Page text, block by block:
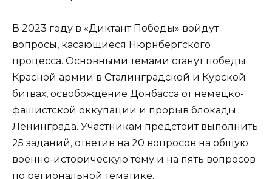
В 2023 году в «Диктант Победы» войдут
вопросы, касающиеся Нюрнбергского
процесса. Основными темами станут победы
Красной армии в Сталинградской и Курской
битвах, освобождение Донбасса от немецко-
фашистской оккупации и прорыв блокады
Ленинграда. Участникам предстоит выполнить
25 заданий, ответив на 20 вопросов на общую
военно-историческую тему и на пять вопросов
по региональной тематике.